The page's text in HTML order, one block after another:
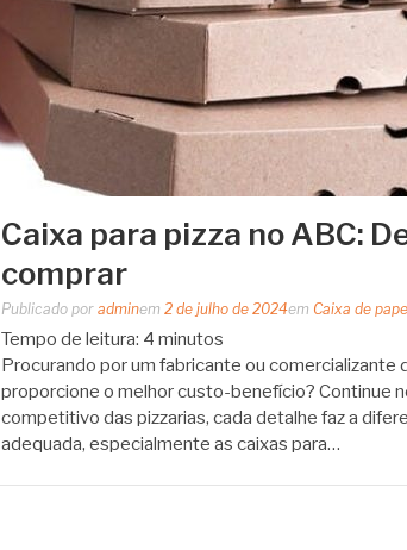
Caixa para pizza no ABC:
comprar
Publicado por adminem 2 de julho de 2024em Caixa de
Tempo de leitura: 4 minutos
Procurando por um fabricante ou comercializante
proporcione o melhor custo-benefício? Continue
competitivo das pizzarias, cada detalhe faz a
adequada, especialmente as caixas para…